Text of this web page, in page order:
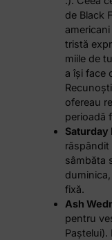
de Black
tristă
miile de
a își face
ofereau
perioadă
Saturday
răspândit
sâmbăta
fixă.
Ash
pentru
Paștelui).